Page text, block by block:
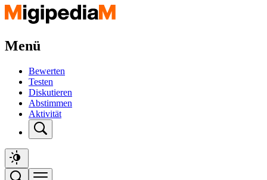
Menü
Bewerten
Testen
Diskutieren
Abstimmen
Aktivität